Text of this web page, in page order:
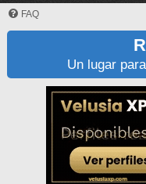
FAQ
Un lugar